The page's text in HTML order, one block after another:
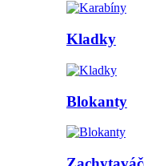
Kladky
Blokanty